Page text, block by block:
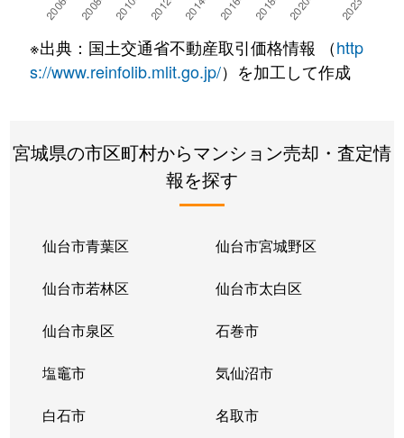
※出典：国土交通省不動産取引価格情報 （http
s://www.reinfolib.mlit.go.jp/）を加工して作成
宮城県の市区町村からマンション売却・査定情
報を探す
仙台市青葉区 仙台市宮城野区
仙台市若林区 仙台市太白区
仙台市泉区 石巻市
塩竈市 気仙沼市
白石市 名取市